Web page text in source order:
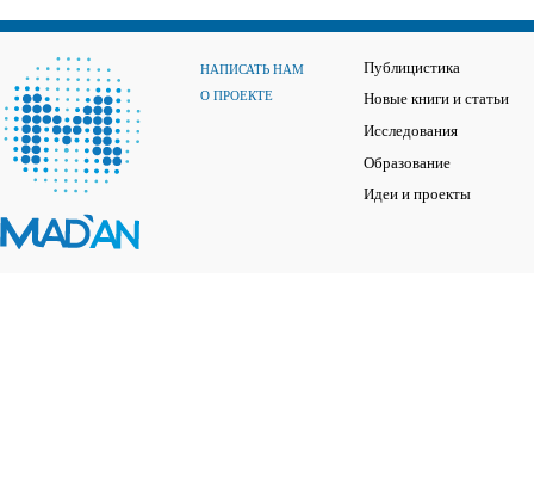
НАПИСАТЬ НАМ
О ПРОЕКТЕ
Публицистика
Новые книги и статьи
Исследования
Образование
Идеи и проекты